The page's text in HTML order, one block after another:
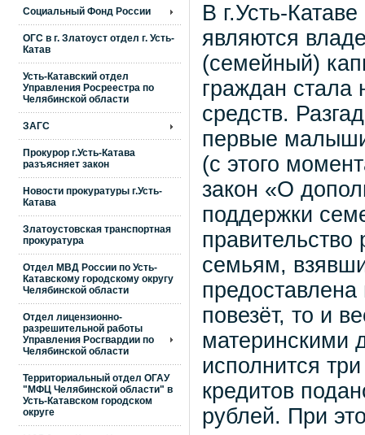
Социальный Фонд России
ОГС в г. Златоуст отдел г. Усть-
Катав
Усть-Катавский отдел
Управления Росреестра по
Челябинской области
ЗАГС
Прокурор г.Усть-Катава
разъясняет закон
Новости прокуратуры г.Усть-
Катава
Златоустовская транспортная
прокуратура
Отдел МВД России по Усть-
Катавскому городскому округу
Челябинской области
Отдел лицензионно-
разрешительной работы
Управления Росгвардии по
Челябинской области
Территориальный отдел ОГАУ
"МФЦ Челябинской области" в
Усть-Катавском городском
округе
В г.Усть-
являются
(семейный)
граждан стала
средств.
первые
(с этого
закон «О
поддержки
семьям,
предоставлена
повезёт, то и
материнскими
исполнится
кредитов
рублей. При